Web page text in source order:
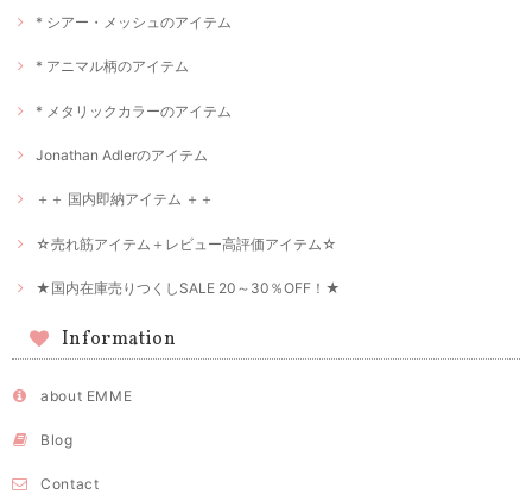
* シアー・メッシュのアイテム
* アニマル柄のアイテム
* メタリックカラーのアイテム
Jonathan Adlerのアイテム
＋＋ 国内即納アイテム ＋＋
☆売れ筋アイテム＋レビュー高評価アイテム☆
★国内在庫売りつくしSALE 20～30％OFF！★
Information
about EMME
Blog
Contact